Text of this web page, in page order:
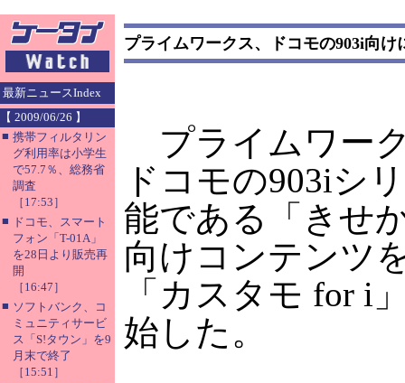
最新ニュースIndex
【 2009/06/26 】
■ 携帯フィルタリン
グ利用率は小学生
で57.7％、総務省
調査
［17:53］
■ ドコモ、スマート
フォン「T-01A」
を28日より販売再
開
［16:47］
■ ソフトバンク、コ
ミュニティサービ
ス「S!タウン」を9
月末で終了
［15:51］
プライムワークス、ドコモの903i向
プライムワー
ドコモの903iシ
能である「きせ
向けコンテンツ
「カスタモ for i
始した。